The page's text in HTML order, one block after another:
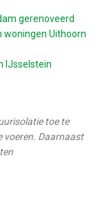
gerenoveerd
woningen Uithoorn
IJsselstein
toe te
voeren. Daarnaast